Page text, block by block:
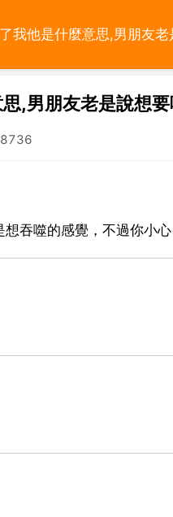
我他是什麼意思,男朋友
,男朋友老是說想
吞噬的感覺，不過你小